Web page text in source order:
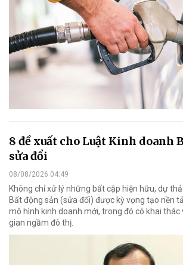
8 đề xuất cho Luật Kinh doanh
sửa đổi
08/08/2026 04:49
Không chỉ xử lý những bất cập hiện hữu, dự
Bất động sản (sửa đổi) được kỳ vọng tạo nền
mô hình kinh doanh mới, trong đó có khai thác
gian ngầm đô thị.